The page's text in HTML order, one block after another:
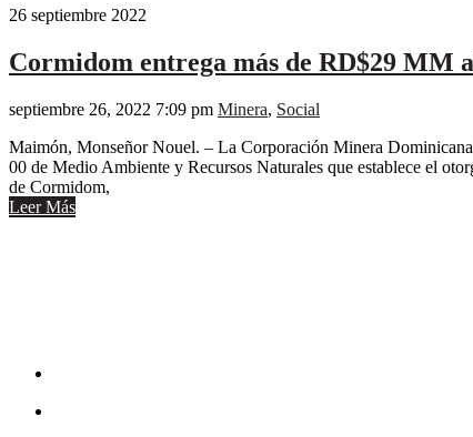
26 septiembre 2022
Cormidom entrega más de RD$29 MM
septiembre 26, 2022 7:09 pm Minera, Social
Maimón, Monseñor Nouel. – La Corporación Minera
00 de Medio Ambiente y Recursos Naturales que establece el
de Cormidom,
Leer Más